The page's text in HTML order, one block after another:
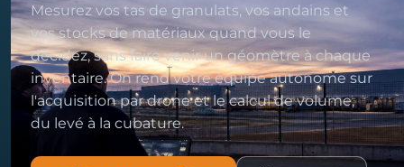
Mesurez vos tas de granulats, vos andains et
vos stocks de matériaux quand vous le
décidez, sans faire venir un géomètre à chaque
inventaire. On rend votre équipe autonome sur
l'acquisition par drone et le calcul de volume,
du levé à la cubature.